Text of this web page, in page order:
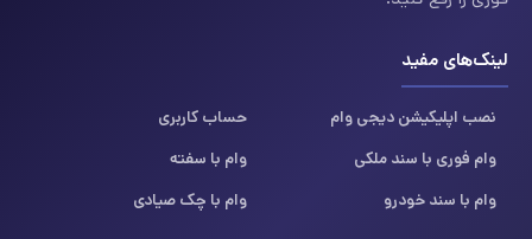
لینک‌های مفید
نصب اپلیکیشن دیجی وام
حساب کاربری
وام فوری با سند ملکی
وام با سفته
وام با سند خودرو
وام با چک صیادی